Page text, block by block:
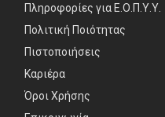
Πληροφορίες για Ε.Ο.Π.Υ.Υ.
Πολιτική Ποιότητας
Πιστοποιήσεις
Καριέρα
Όροι Χρήσης